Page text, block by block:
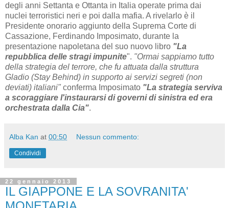
degli anni Settanta e Ottanta in Italia operate prima dai
nuclei terroristici neri e poi dalla mafia. A rivelarlo è il
Presidente onorario aggiunto della Suprema Corte di
Cassazione, Ferdinando Imposimato, durante la
presentazione napoletana del suo nuovo libro "La
repubblica delle stragi impunite". "Ormai sappiamo tutto
della strategia del terrore, che fu attuata dalla struttura
Gladio (Stay Behind) in supporto ai servizi segreti (non
deviati) italiani" conferma Imposimato "La strategia serviva
a scoraggiare l'instaurarsi di governi di sinistra ed era
orchestrata dalla Cia".
Alba Kan at 00:50 Nessun commento:
Condividi
22 gennaio 2013
IL GIAPPONE E LA SOVRANITA'